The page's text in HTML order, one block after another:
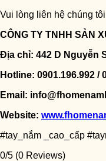
Vui lòng liên hệ chúng
CÔNG TY TNHH SẢN
Địa chỉ: 442 D Nguyễn
Hotline: 0901.196.992 /
Email:
Website:
#tay_nắm _cao_cấp
0/5 (0 Reviews)